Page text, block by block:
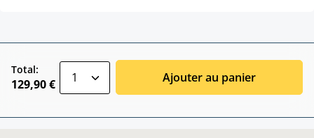
Total:
129,90 € Ajouter au panier